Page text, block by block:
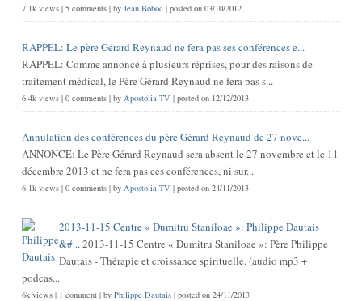
7.1k views| 5 comments| by Jean Boboc | posted on 03/10/2012
RAPPEL: Le père Gérard Reynaud ne fera pas ses conférences e...
RAPPEL: Comme annoncé à plusieurs réprises, pour des raisons de
traitement médical, le Père Gérard Reynaud ne fera pas s...
6.4k views| 0 comments| by Apostolia TV | posted on 12/12/2013
Annulation des conférences du père Gérard Reynaud de 27 nove...
ANNONCE: Le Père Gérard Reynaud sera absent le 27 novembre et le 11
décembre 2013 et ne fera pas ces conférences, ni sur...
6.1k views| 0 comments| by Apostolia TV | posted on 24/11/2013
2013-11-15 Centre « Dumitru Staniloae »: Philippe Dautais
&#...2013-11-15 Centre « Dumitru Staniloae »: Père Philippe
Dautais - Thérapie et croissance spirituelle. (audio mp3 +
podcas...
6k views| 1 comment| by Philippe Dautais| posted on 24/11/2013